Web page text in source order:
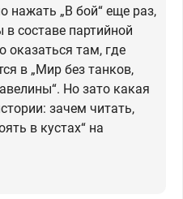
нажать „В бой“ еще раз,
составе партийной
там, где
в „Мир без танков,
Но зато какая
зачем читать,
в кустах“ на